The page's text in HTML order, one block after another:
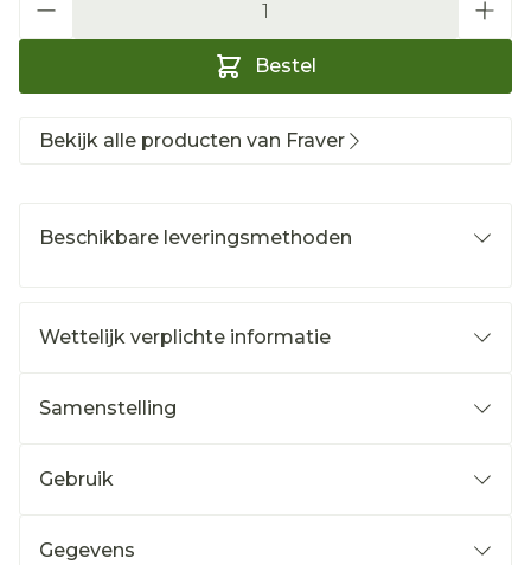
Bestel
Bekijk alle producten van Fraver
Beschikbare leveringsmethoden
Wettelijk verplichte informatie
Samenstelling
Gebruik
Gegevens